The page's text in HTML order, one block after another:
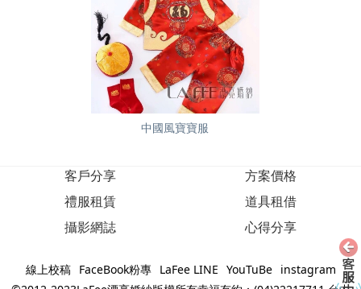
中國風寶寶服
客戶分享
方案價格
禮服租賃
道具租借
攝影網誌
心得分享
線上校稿 FaceBook粉專 LaFee LINE YouTuBe
instagram